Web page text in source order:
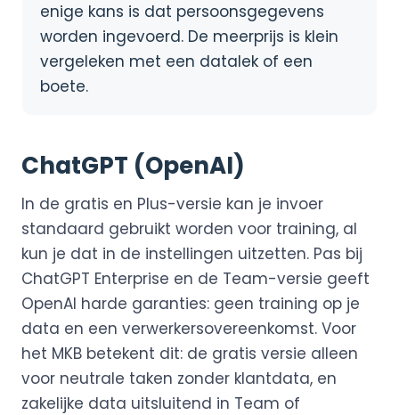
enige kans is dat persoonsgegevens
worden ingevoerd. De meerprijs is klein
vergeleken met een datalek of een
boete.
ChatGPT (OpenAI)
In de gratis en Plus-versie kan je invoer
standaard gebruikt worden voor training, al
kun je dat in de instellingen uitzetten. Pas bij
ChatGPT Enterprise en de Team-versie geeft
OpenAI harde garanties: geen training op je
data en een verwerkersovereenkomst. Voor
het MKB betekent dit: de gratis versie alleen
voor neutrale taken zonder klantdata, en
zakelijke data uitsluitend in Team of